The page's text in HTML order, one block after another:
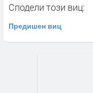
Сподели този виц:
Предишен виц